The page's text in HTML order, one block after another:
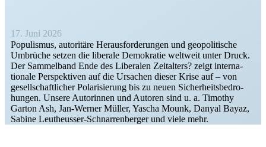
17. Juni 2026
Populismus, autoritäre Heraus­for­de­rungen und geopo­li­tische
Umbrüche setzen die liberale Demokratie weltweit unter Druck.
Der Sammelband Ende des Liberalen Zeitalters? zeigt inter­na­
tionale Perspek­tiven auf die Ursachen dieser Krise auf – von
gesell­schaft­licher Polari­sierung bis zu neuen Sicher­heits­be­dro­
hungen. Unsere Autorinnen und Autoren sind u. a. Timothy
Garton Ash, Jan-Werner Müller, Yascha Mounk, Danyal Bayaz,
Sabine Leutheusser-Schnar­­ren­­berger und viele mehr.